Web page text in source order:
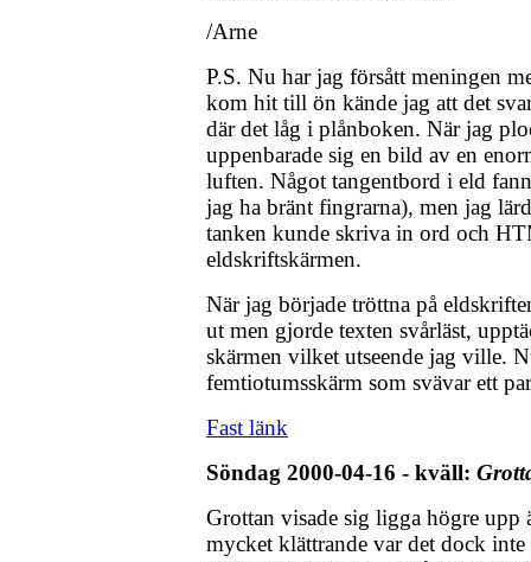
/Arne
P.S. Nu har jag försått meningen
kom hit till ön kände jag att det
där det låg i plånboken. När jag
uppenbarade sig en bild av en
luften. Något tangentbord i eld
jag ha bränt fingrarna), men jag
tanken kunde skriva in ord och
eldskriftskärmen.
När jag började tröttna på
ut men gjorde texten svårläst,
skärmen vilket utseende jag ville.
femtiotumsskärm som svävar ett
Fast länk
Söndag 2000-04-16 - kväll:
Grottan visade sig ligga högre upp
mycket klättrande var det dock inte